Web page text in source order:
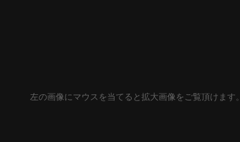
左の画像にマウスを当てると拡大画像をご覧頂けます。